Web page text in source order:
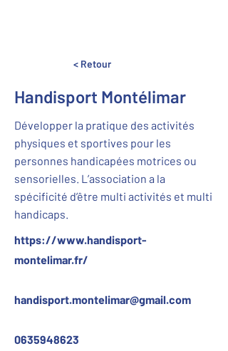
< Retour
Handisport Montélimar
Développer la pratique des activités
physiques et sportives pour les
personnes handicapées motrices ou
sensorielles. L’association a la
spécificité d’être multi activités et multi
handicaps.
https://www.handisport-
montelimar.fr/
handisport.montelimar@gmail.com
0635948623